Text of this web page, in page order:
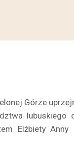
Górze
lubuskiego
Elżbiety Anny